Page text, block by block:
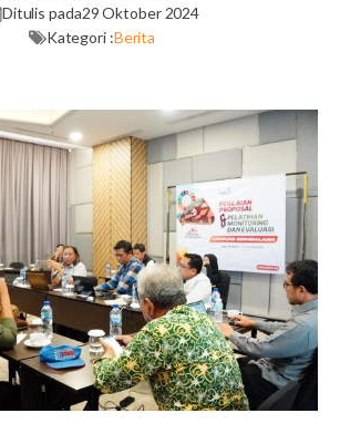
Ditulis pada29 Oktober 2024
Kategori :Berita